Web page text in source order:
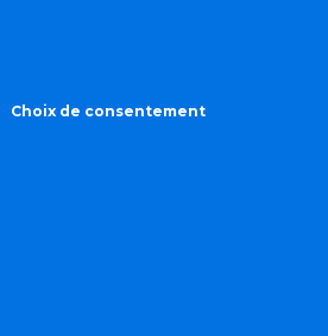
Choix de consentement